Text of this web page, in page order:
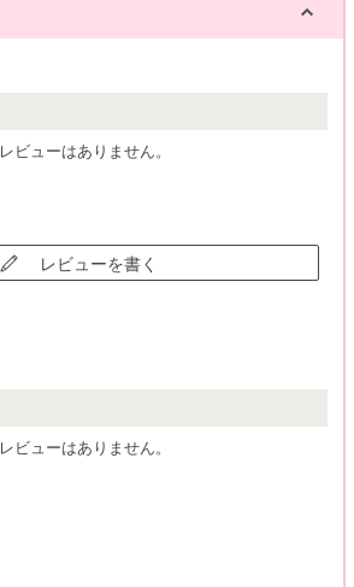
レビューはありません。
レビューを書く
レビューはありません。